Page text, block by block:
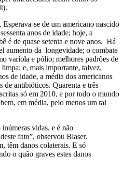
se de um americano nascido
anos de idade; hoje, a
é de quase setenta e nove anos. Há
aumento da longevidade; o combate
varíola e pólio; melhores padrões de
e, mais importante, talvez,
de idade, a média dos americanos
de antibióticos. Quarenta e três
só em 2010, e por todo o mundo
em média, pelo menos um tal
inúmeras vidas, e é não
fato”, observou Blaser.
têm danos colaterais. E só
o quão graves estes danos